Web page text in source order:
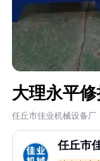
大理永平
任丘市佳业机械设备厂
任丘市